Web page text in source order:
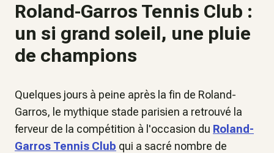
Roland-Garros Tennis Club :
un si grand soleil, une pluie
de champions
Quelques jours à peine après la fin de Roland-
Garros, le mythique stade parisien a retrouvé la
ferveur de la compétition à l'occasion du Roland-
Garros Tennis Club qui a sacré nombre de